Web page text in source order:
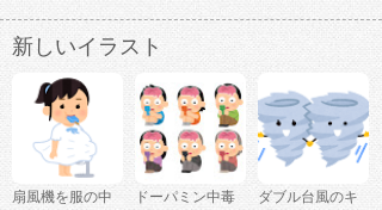
新しいイラスト
扇風機を服の中
ドーパミン中毒
ダブル台風のキ